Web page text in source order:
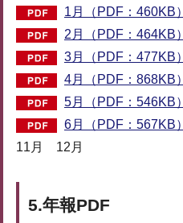
1月（PDF：460KB）
2月（PDF：464KB）
3月（PDF：477KB）
4月（PDF：868KB）
5月（PDF：546KB）
6月（PDF：567KB）
11月 12月
5.年報PDF